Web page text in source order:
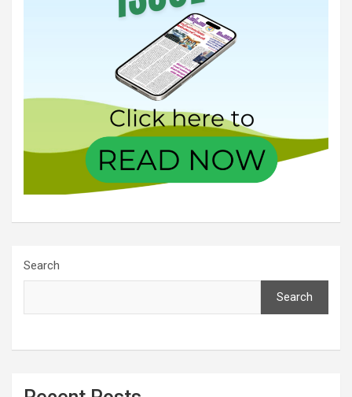
Search
Search